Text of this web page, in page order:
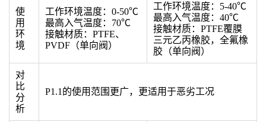
使
用
环
境
工作环境温度：0-50℃
最高入气温度：70℃
接触材质：PTFE、
PVDF（单向阀）
工作环境温度：5-40℃
最高入气温度：40℃
接触材质：PTFE覆膜
三元乙丙橡胶，全氟橡
胶（单向阀）
对
比
分
析
P1.1的使用范围更广，更适用于恶劣工况